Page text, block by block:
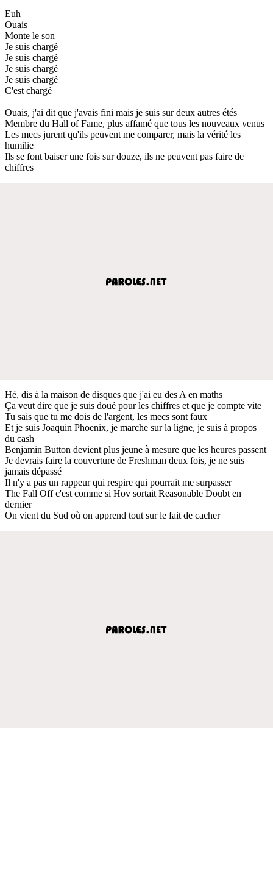
Euh
Ouais
Monte le son
Je suis chargé
Je suis chargé
Je suis chargé
Je suis chargé
C'est chargé
Ouais, j'ai dit que j'avais fini mais je suis sur deux autres étés
Membre du Hall of Fame, plus affamé que tous les nouveaux venus
Les mecs jurent qu'ils peuvent me comparer, mais la vérité les
humilie
Ils se font baiser une fois sur douze, ils ne peuvent pas faire de
chiffres
Hé, dis à la maison de disques que j'ai eu des A en maths
Ça veut dire que je suis doué pour les chiffres et que je compte vite
Tu sais que tu me dois de l'argent, les mecs sont faux
Et je suis Joaquin Phoenix, je marche sur la ligne, je suis à propos
du cash
Benjamin Button devient plus jeune à mesure que les heures passent
Je devrais faire la couverture de Freshman deux fois, je ne suis
jamais dépassé
Il n'y a pas un rappeur qui respire qui pourrait me surpasser
The Fall Off c'est comme si Hov sortait Reasonable Doubt en
dernier
On vient du Sud où on apprend tout sur le fait de cacher